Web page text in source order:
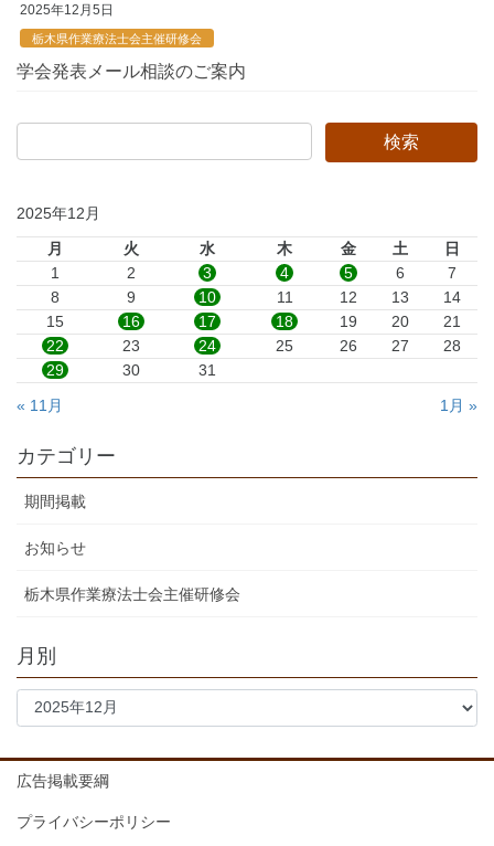
2025年12月5日
栃木県作業療法士会主催研修会
学会発表メール相談のご案内
2025年12月
月 火 水 木 金 土
日
1
2 3 4 5 6
7
8
9 10 11 12 13
14
15
16 17 18 19 20
21
22
23 24 25 26 27
28
29
30
31
« 11月
1月 »
カテゴリー
期間掲載
お知らせ
栃木県作業療法士会主催研修会
月別
広告掲載要綱
プライバシーポリシー